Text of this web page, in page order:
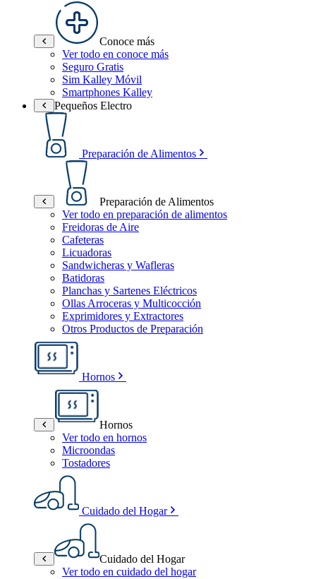
Conoce más
Ver todo en conoce más
Seguro Gratis
Sim Kalley Móvil
Smartphones Kalley
Pequeños Electro
Preparación de Alimentos
Preparación de Alimentos
Ver todo en preparación de alimentos
Freidoras de Aire
Cafeteras
Licuadoras
Sandwicheras y Wafleras
Batidoras
Planchas y Sartenes Eléctricos
Ollas Arroceras y Multicocción
Exprimidores y Extractores
Otros Productos de Preparación
Hornos
Hornos
Ver todo en hornos
Microondas
Tostadores
Cuidado del Hogar
Cuidado del Hogar
Ver todo en cuidado del hogar